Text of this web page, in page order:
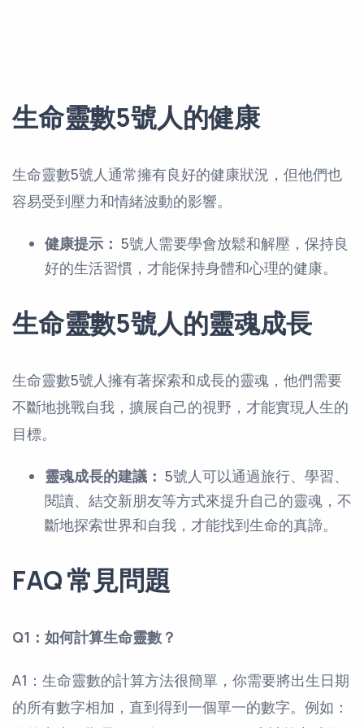
生命靈數5號人的健康
生命靈數5號人通常擁有良好的健康狀況，但他們也
容易受到壓力和情緒波動的影響。
健康提示： 5號人需要學會放鬆和解壓，保持良
好的生活習慣，才能保持身體和心理的健康。
生命靈數5號人的靈魂成長
生命靈數5號人擁有著探索和成長的靈魂，他們需要
不斷地挑戰自我，擴展自己的視野，才能實現人生的
目標。
靈魂成長的建議： 5號人可以通過旅行、學習、
閱讀、結交新朋友等方式來提升自己的靈魂，不
斷地探索世界和自我，才能找到生命的真諦。
FAQ 常見問題
Q1：如何計算生命靈數？
A1：生命靈數的計算方法很簡單，你需要將出生日期
的所有數字相加，直到得到一個單一的數字。例如：